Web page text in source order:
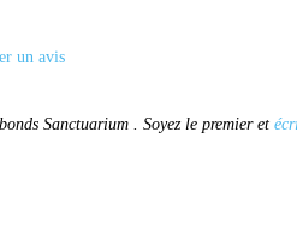
un avis
Sanctuarium . Soyez le premier et